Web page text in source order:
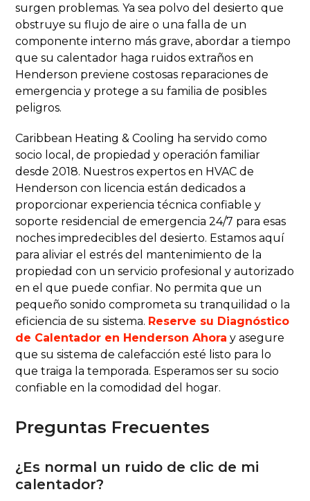
surgen problemas. Ya sea polvo del desierto que
obstruye su flujo de aire o una falla de un
componente interno más grave, abordar a tiempo
que su calentador haga ruidos extraños en
Henderson previene costosas reparaciones de
emergencia y protege a su familia de posibles
peligros.
Caribbean Heating & Cooling ha servido como
socio local, de propiedad y operación familiar
desde 2018. Nuestros expertos en HVAC de
Henderson con licencia están dedicados a
proporcionar experiencia técnica confiable y
soporte residencial de emergencia 24/7 para esas
noches impredecibles del desierto. Estamos aquí
para aliviar el estrés del mantenimiento de la
propiedad con un servicio profesional y autorizado
en el que puede confiar. No permita que un
pequeño sonido comprometa su tranquilidad o la
eficiencia de su sistema. Reserve su Diagnóstico
de Calentador en Henderson Ahora y asegure
que su sistema de calefacción esté listo para lo
que traiga la temporada. Esperamos ser su socio
confiable en la comodidad del hogar.
Preguntas Frecuentes
¿Es normal un ruido de clic de mi
calentador?